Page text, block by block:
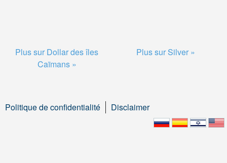
Plus sur Dollar des îles
Caïmans »
Plus sur Silver »
Politique de confidentialité Disclaimer